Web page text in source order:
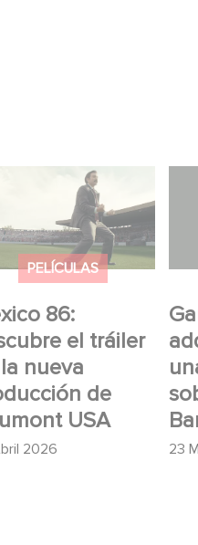
PELÍCULAS
86:
el tráiler
nueva
de
USA
2026
86: descubre
de la nueva
de
USA
23